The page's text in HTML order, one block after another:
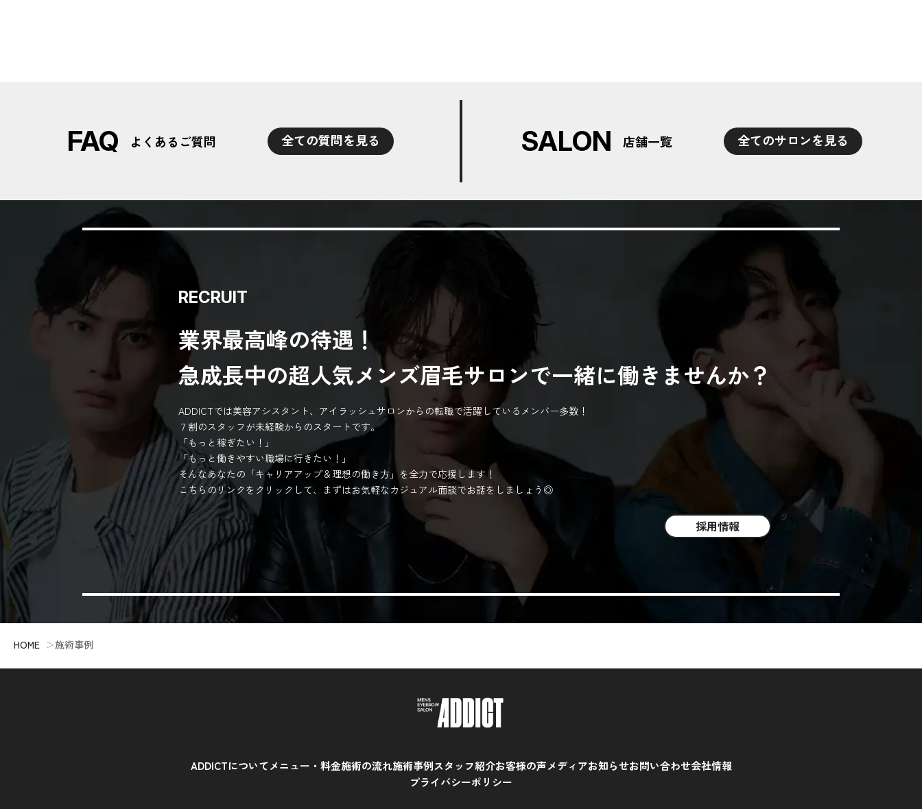
FAQ よくあるご質問 全ての質問を見る SALON 店舗一覧 全てのサロンを見る
RECRUIT
業界最高峰の待遇！
急成長中の超人気メンズ眉毛サロンで一緒に働きませんか？
ADDICTでは美容アシスタント、アイラッシュサロンからの転職で活躍しているメンバー多数！
７割のスタッフが未経験からのスタートです。
「もっと稼ぎたい！」
「もっと働きやすい職場に行きたい！」
そんなあなたの「キャリアアップ＆理想の働き方」を全力で応援します！
こちらのリンクをクリックして、まずはお気軽なカジュアル面談でお話をしましょう◎
採用情報
HOME 施術事例
ADDICTについてメニュー・料金施術の流れ施術事例スタッフ紹介お客様の声メディアお知らせお問い合わせ会社情報
プライバシーポリシー